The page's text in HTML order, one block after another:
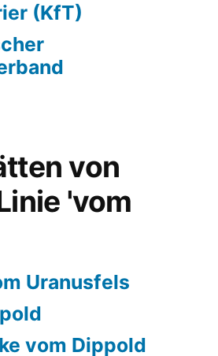
(KfT)
von
'vom
Uranusfels
vom Dippold